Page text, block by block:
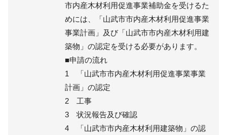
市内産木材利用促進事業補助金を受けるた
めには、「山武市市内産木材利用促進事業
事業計画」及び「山武市市内産木材利用建
築物」の認定を受ける必要があります。
■申請の流れ
1 「山武市市内産木材利用促進事業事業
計画」の認定
2 工事
3 状況報告及び確認
4 「山武市市内産木材利用建築物」の認